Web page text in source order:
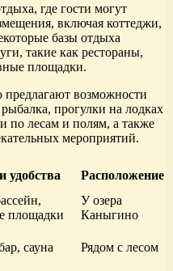
где гости могут
включая коттеджи,
базы отдыха
такие как рестораны,
площадки.
возможности
прогулки на лодках
по лесам и полям, а также
мероприятий.
удобства
Расположение
площадки
У озера
Каныгино
сауна Рядом с лесом